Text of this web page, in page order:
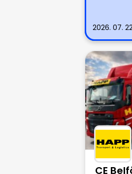
2026. 07.
CE